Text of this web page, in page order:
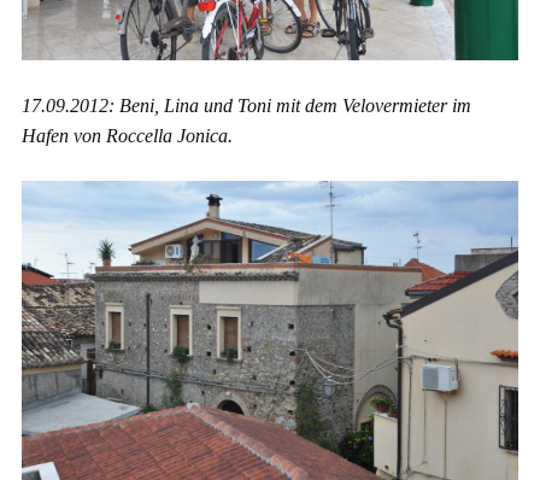
17.09.2012: Beni, Lina und Toni mit dem Velovermieter im
Hafen von Roccella Jonica.